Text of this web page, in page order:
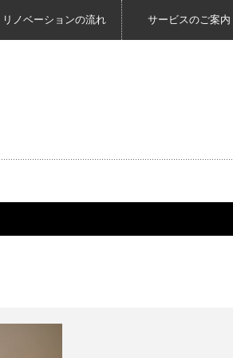
リノベーションの流れ サービスのご案内